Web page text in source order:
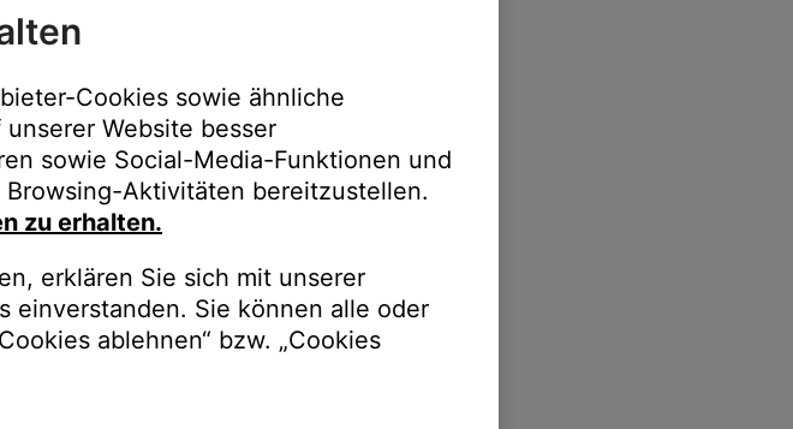
Cookies sowie ähnliche
Website besser
sowie Social-Media-Funktionen und
Aktivitäten bereitzustellen.
zu erhalten.
erklären Sie sich mit unserer
einverstanden. Sie können alle oder
ablehnen“ bzw. „Cookies